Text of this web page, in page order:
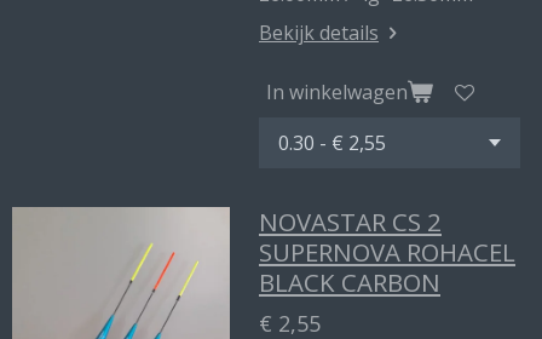
Bekijk details
In winkelwagen
NOVASTAR CS 2
SUPERNOVA ROHACEL
BLACK CARBON
€ 2,55